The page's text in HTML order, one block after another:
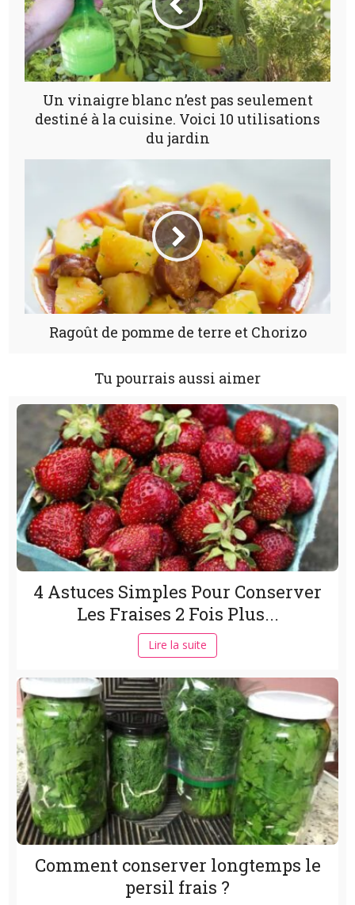
Un vinaigre blanc n’est pas seulement
destiné à la cuisine. Voici 10 utilisations
du jardin
Ragoût de pomme de terre et Chorizo
Tu pourrais aussi aimer
4 Astuces Simples Pour Conserver
Les Fraises 2 Fois Plus...
Lire la suite
Comment conserver longtemps le
persil frais ?